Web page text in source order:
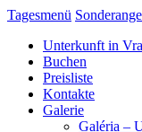
Tagesmenü
Unterkunft in
Buchen
Preisliste
Kontakte
Galerie
Galéria –